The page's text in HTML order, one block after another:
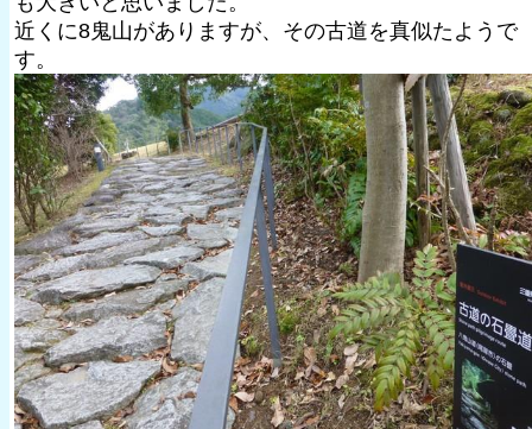
近くに8鬼山がありますが、その古道を真似たようで
す。